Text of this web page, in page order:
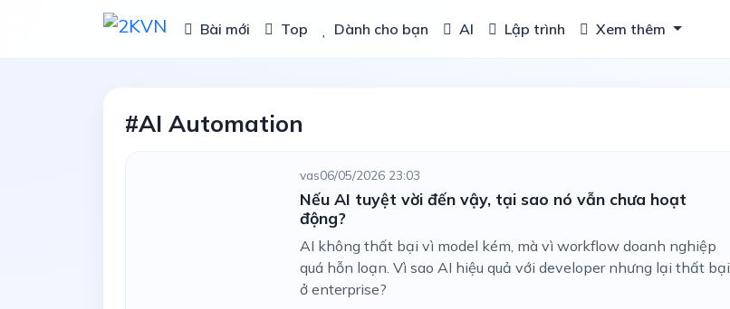
Bài mới Top Dành cho bạn AI Lập trình Xem thêm
#AI Automation
vas06/05/2026 23:03
Nếu AI tuyệt vời đến vậy, tại sao nó vẫn chưa hoạt
động?
AI không thất bại vì model kém, mà vì workflow doanh nghiệp
quá hỗn loạn. Vì sao AI hiệu quả với developer nhưng lại thất bại
ở enterprise?